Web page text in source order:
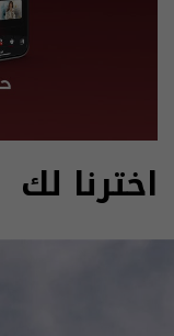
اخترنا لك